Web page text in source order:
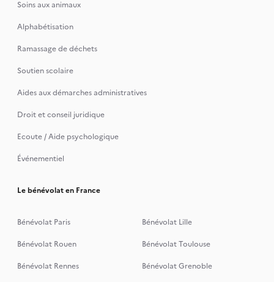
Soins aux animaux
Alphabétisation
Ramassage de déchets
Soutien scolaire
Aides aux démarches administratives
Droit et conseil juridique
Ecoute / Aide psychologique
Événementiel
Le bénévolat en France
Bénévolat Paris
Bénévolat Lille
Bénévolat Rouen
Bénévolat Toulouse
Bénévolat Rennes
Bénévolat Grenoble